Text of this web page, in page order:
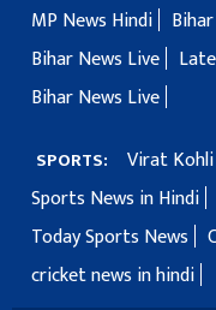
MP News Hindi
Bihar News Live
Bihar News Live
SPORTS: Virat Kohli
Sports News in Hindi
Today Sports News
cricket news in hindi